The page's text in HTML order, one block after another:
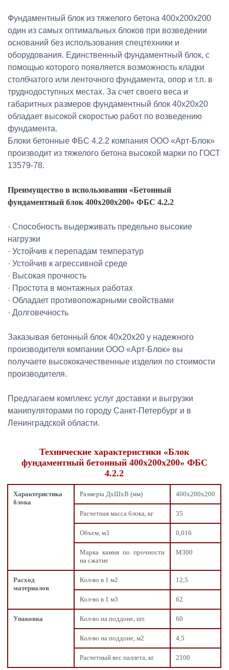
Фундаментный блок из тяжелого бетона 400х200х200
один из самых оптимальных блоков при возведении
оснований без использования спецтехники и
оборудования. Единственный фундаментный блок, с
помощью которого появляется возможность кладки
столбчатого или ленточного фундамента, опор и т.п. в
труднодоступных местах. За счет своего веса и
габаритных размеров фундаментный блок 40х20х20
обладает высокой скоростью работ по возведению
фундамента.
Блоки бетонные ФБС 4.2.2 компания ООО «Арт-Блок»
производит из тяжелого бетона высокой марки по ГОСТ
13579-78.
Преимущество в использовании «Бетонный
фундаментный блок 400х200х200» ФБС 4.2.2
· Способность выдерживать предельно высокие
нагрузки
· Устойчив к перепадам температур
· Устойчив к агрессивной среде
· Высокая прочность
· Простота в монтажных работах
· Обладает противопожарными свойствами
· Долговечность
Заказывая бетонный блок 40х20х20 у надежного
производителя компании ООО «Арт-Блок» вы
получаете высококачественные изделия по стоимости
производителя.
Предлагаем комплекс услуг доставки и выгрузки
манипуляторами по городу Санкт-Петербург и в
Ленинградской области.
Технические характеристики «Блок
фундаментный бетонный 400х200х200» ФБС
4.2.2
Характеристика
блока
Размеры ДxШxВ (мм) 400х200х200
Расчетная масса блока, кг 35
Объем, м3 0,016
Марка камня по прочности
на сжатие
М300
Расход
материалов
Кол-во в 1 м2 12,5
Кол-во в 1 м3 62
Упаковка Кол-во на поддоне, шт. 60
Кол-во на поддоне, м2 4,5
Расчетный вес паллета, кг 2100